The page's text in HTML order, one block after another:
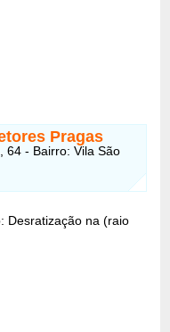
Pragas
64 - Bairro: Vila São
Desratização na (raio